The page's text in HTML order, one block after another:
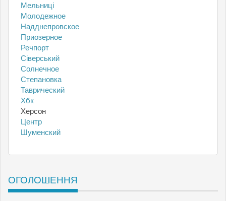
Мельниці
Молодежное
Надднепровское
Приозерное
Речпорт
Сіверський
Солнечное
Степановка
Таврический
Хбк
Херсон
Центр
Шуменский
ОГОЛОШЕННЯ